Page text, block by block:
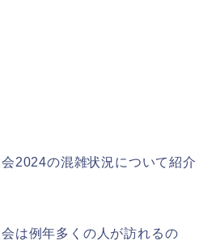
2024の混雑状況について紹介
は例年多くの人が訪れるの